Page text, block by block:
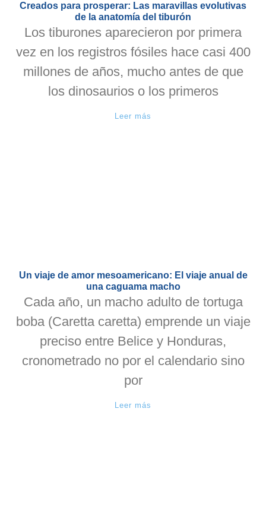
Creados para prosperar: Las maravillas evolutivas
de la anatomía del tiburón
Los tiburones aparecieron por primera
vez en los registros fósiles hace casi 400
millones de años, mucho antes de que
los dinosaurios o los primeros
Leer más
Un viaje de amor mesoamericano: El viaje anual de
una caguama macho
Cada año, un macho adulto de tortuga
boba (Caretta caretta) emprende un viaje
preciso entre Belice y Honduras,
cronometrado no por el calendario sino
por
Leer más